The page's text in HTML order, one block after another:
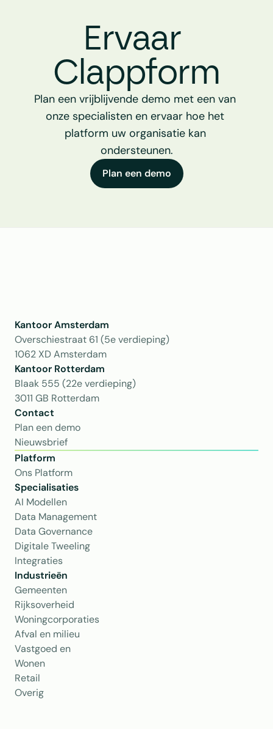
Ervaar
Clappform
Plan een vrijblijvende demo met een van
onze specialisten en ervaar hoe het
platform uw organisatie kan
ondersteunen.
Plan een demo
Kantoor Amsterdam
Overschiestraat 61 (5e verdieping)
1062 XD Amsterdam
Kantoor Rotterdam
Blaak 555 (22e verdieping)
3011 GB Rotterdam
Contact
Plan een demo
Nieuwsbrief
Platform
Ons Platform
Specialisaties
AI Modellen
Data Management
Data Governance
Digitale Tweeling
Integraties
Industrieën
Gemeenten
Rijksoverheid
Woningcorporaties
Afval en milieu
Vastgoed en
Wonen
Retail
Overig